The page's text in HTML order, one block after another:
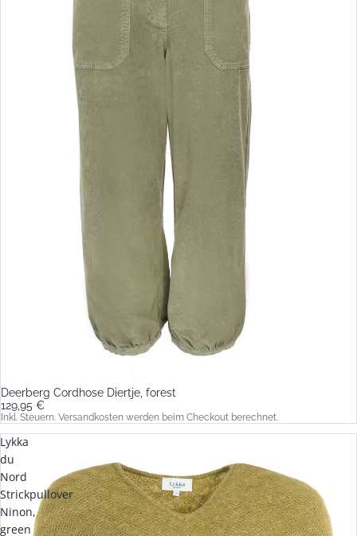
Deerberg Cordhose Diertje, forest
129,95 €
Inkl. Steuern. Versandkosten werden beim Checkout berechnet.
Lykka
du
Nord
Strickpullover
Ninon,
green